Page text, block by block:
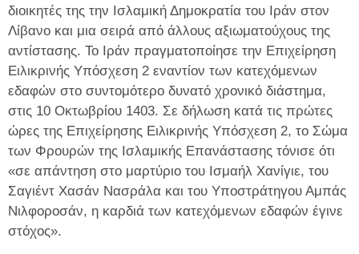
διοικητές της την Ισλαμική Δημοκρατία του Ιράν στον
Λίβανο και μια σειρά από άλλους αξιωματούχους της
αντίστασης. Το Ιράν πραγματοποίησε την Επιχείρηση
Ειλικρινής Υπόσχεση 2 εναντίον των κατεχόμενων
εδαφών στο συντομότερο δυνατό χρονικό διάστημα,
στις 10 Οκτωβρίου 1403. Σε δήλωση κατά τις πρώτες
ώρες της Επιχείρησης Ειλικρινής Υπόσχεση 2, το Σώμα
των Φρουρών της Ισλαμικής Επανάστασης τόνισε ότι
«σε απάντηση στο μαρτύριο του Ισμαήλ Χανίγιε, του
Σαγιέντ Χασάν Νασράλα και του Υποστράτηγου Αμπάς
Νιλφοροσάν, η καρδιά των κατεχόμενων εδαφών έγινε
στόχος».